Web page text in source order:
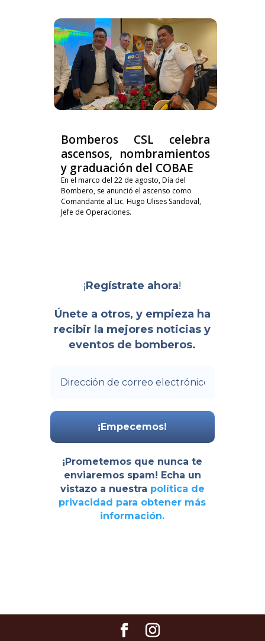
Bomberos CSL celebra
ascensos, nombramientos
y graduación del COBAE
En el marco del 22 de agosto, Día del
Bombero, se anunció el ascenso como
Comandante al Lic. Hugo Ulises Sandoval,
Jefe de Operaciones.
¡Regístrate ahora!
Únete a otros, y empieza ha
recibir la mejores noticias y
eventos de bomberos.
¡Prometemos que nunca te
enviaremos spam! Echa un
vistazo a nuestra política de
privacidad para obtener más
información.